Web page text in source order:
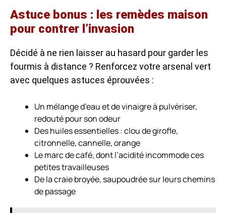
Astuce bonus : les remèdes maison
pour contrer l’invasion
Décidé à ne rien laisser au hasard pour garder les
fourmis à distance ? Renforcez votre arsenal vert
avec quelques astuces éprouvées :
Un mélange d’eau et de vinaigre à pulvériser,
redouté pour son odeur
Des huiles essentielles : clou de girofle,
citronnelle, cannelle, orange
Le marc de café, dont l’acidité incommode ces
petites travailleuses
De la craie broyée, saupoudrée sur leurs chemins
de passage